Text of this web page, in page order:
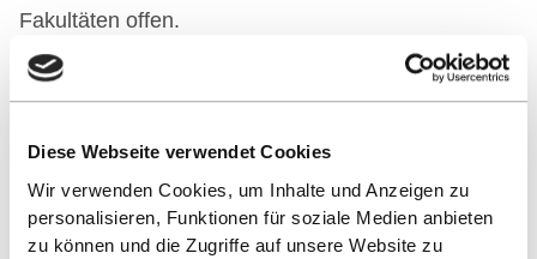
Diese Webseite verwendet Cookies
Wir verwenden Cookies, um Inhalte und Anzeigen zu
personalisieren, Funktionen für soziale Medien anbieten
zu können und die Zugriffe auf unsere Website zu
Fakultäten offen.
Fakultät Technik
Das Programm wird rechtzeitig vor Semesterstart
hier veröffentlicht.